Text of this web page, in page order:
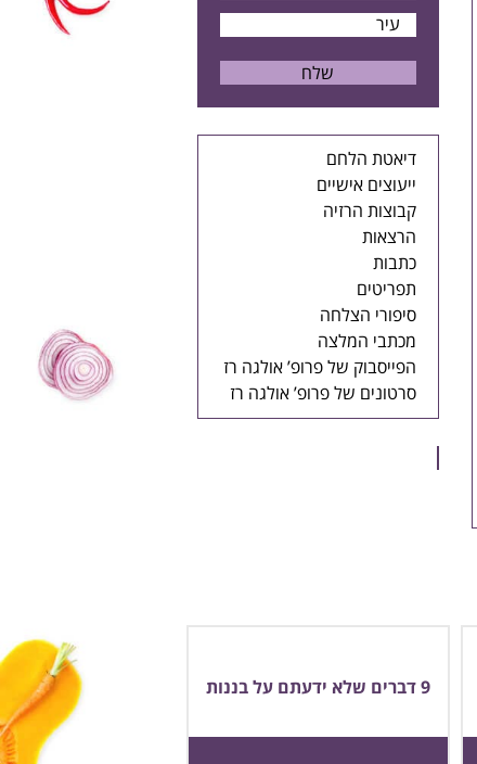
דיאטת הלחם
ייעוצים אישיים
קבוצות הרזיה
הרצאות
כתבות
תפריטים
סיפורי הצלחה
מכתבי המלצה
הפייסבוק של פרופ’ אולגה רז
סרטונים של פרופ’ אולגה רז
9 דברים שלא ידעתם על בננות